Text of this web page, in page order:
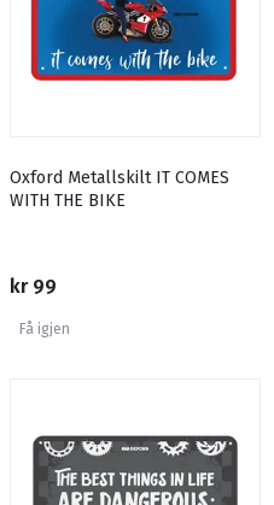
Oxford Metallskilt IT COMES
WITH THE BIKE
kr 99
Få igjen